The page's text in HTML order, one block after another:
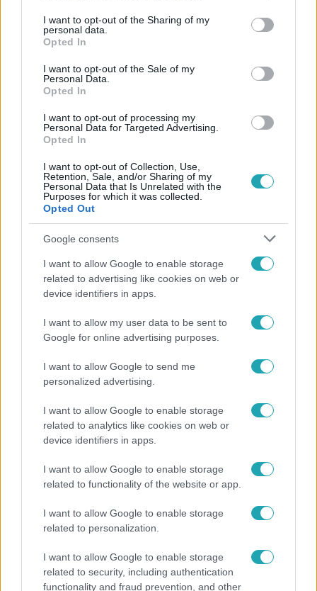
not limited to your visit or usage behaviour. You may click to
grant or deny consent to Google and its third-party tags to
use your data for below specified purposes in below Google
consent section.
I want to opt-out of the Sharing of my
personal data.
Opted In
I want to opt-out of the Sale of my
Personal Data.
Opted In
I want to opt-out of processing my
Personal Data for Targeted Advertising.
Opted In
I want to opt-out of Collection, Use,
Retention, Sale, and/or Sharing of my
Personal Data that Is Unrelated with the
Purposes for which it was collected.
Opted Out
Google consents
I want to allow Google to enable storage
related to advertising like cookies on web or
device identifiers in apps.
I want to allow my user data to be sent to
Google for online advertising purposes.
I want to allow Google to send me
personalized advertising.
I want to allow Google to enable storage
related to analytics like cookies on web or
device identifiers in apps.
I want to allow Google to enable storage
related to functionality of the website or app.
I want to allow Google to enable storage
related to personalization.
I want to allow Google to enable storage
related to security, including authentication
functionality and fraud prevention, and other
Népszerű
Kultúra
Hosszú Katinka a dokumentumfilmjében Shane
2:30
lánnyal Hajdúszoboszlón, az áldozaton kínai
lányok segítettek